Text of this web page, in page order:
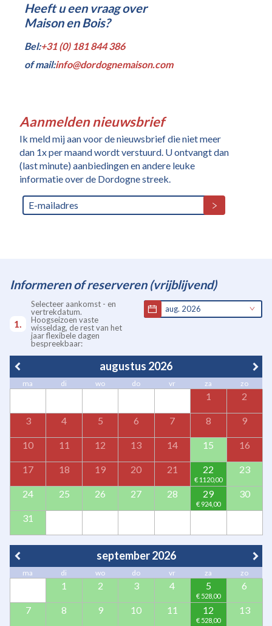
Heeft u een vraag over
Maison en Bois?
Bel:+31 (0) 181 844 386
of mail:info@dordognemaison.com
Aanmelden nieuwsbrief
Ik meld mij aan voor de nieuwsbrief die niet meer
dan 1x per maand wordt verstuurd. U ontvangt dan
(last minute) aanbiedingen en andere leuke
informatie over de Dordogne streek.
Informeren of reserveren (vrijblijvend)
Selecteer aankomst - en
vertrekdatum.
Hoogseizoen vaste
wisseldag, de rest van het
jaar flexibele dagen
bespreekbaar:
aug. 2026
augustus 2026
ma di wo do vr za zo
1 2
3 4 5 6 7 8 9
10 11 12 13 14 15 16
17 18 19 20 21 22 23
24 25 26 27 28 29 30
31
september 2026
ma di wo do vr za zo
1 2 3 4 5 6
7 8 9 10 11 12 13